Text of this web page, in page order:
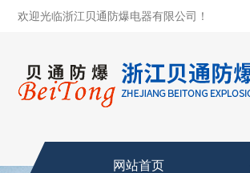
欢迎光临浙江贝通防爆电器有限公司！
网站首页